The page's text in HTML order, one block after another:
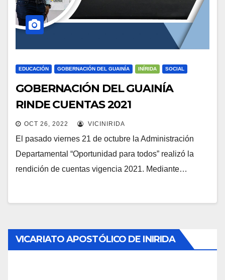
EDUCACIÓN GOBERNACIÓN DEL GUAINÍA INÍRIDA SOCIAL
GOBERNACIÓN DEL GUAINÍA
RINDE CUENTAS 2021
OCT 26, 2022 VICINIRIDA
El pasado viernes 21 de octubre la Administración
Departamental “Oportunidad para todos” realizó la
rendición de cuentas vigencia 2021. Mediante…
VICARIATO APOSTÓLICO DE INIRIDA